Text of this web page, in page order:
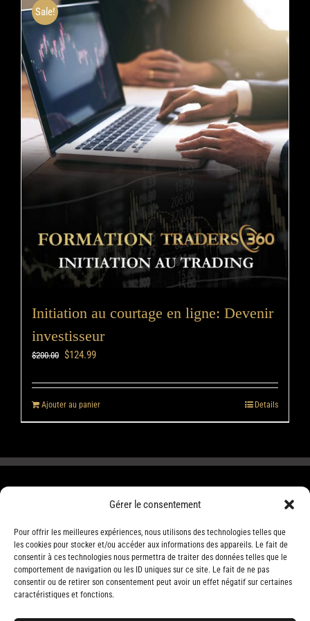
Gérer le consentement
Pour offrir les meilleures expériences, nous utilisons des technologies telles que
les cookies pour stocker et/ou accéder aux informations des appareils. Le fait de
consentir à ces technologies nous permettra de traiter des données telles que le
comportement de navigation ou les ID uniques sur ce site. Le fait de ne pas
consentir ou de retirer son consentement peut avoir un effet négatif sur certaines
caractéristiques et fonctions.
Sale!
Initiation au courtage en ligne: Devenir
investisseur
$200.00 $124.99
Ajouter au panier Details